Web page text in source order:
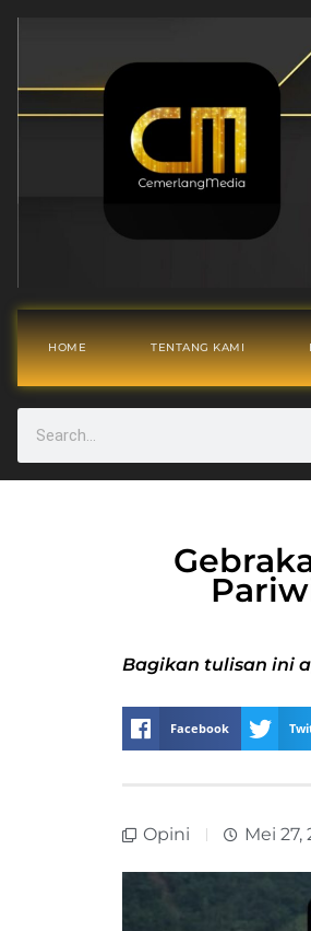
HOME TENTANG KAMI
Bagikan tulisan ini
Facebook
Opini Mei 27,